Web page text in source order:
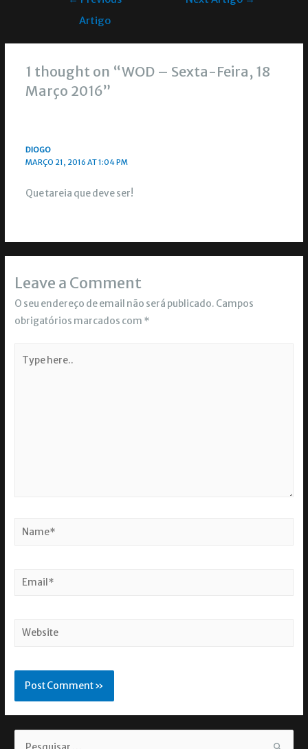
Artigo
1 thought on “WOD – Sexta-Feira, 18
Março 2016”
DIOGO
MARÇO 21, 2016 AT 1:04 PM
Que tareia que deve ser!
Leave a Comment
O seu endereço de email não será publicado. Campos
obrigatórios marcados com *